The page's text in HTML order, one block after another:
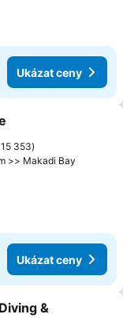
Ukázat ceny
oblíbených
15 353
>> Makadi Bay
Ukázat ceny
&